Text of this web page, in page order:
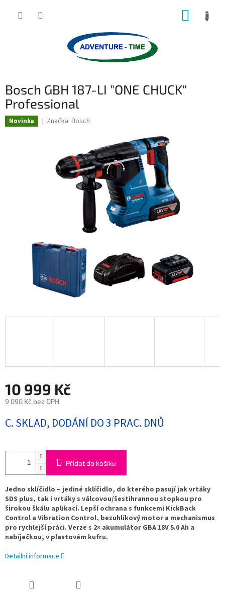
Bosch GBH 187-LI "ONE CHUCK"
Professional
Novinka Značka: Bosch
10 999 Kč
9 090 Kč bez DPH
cena:
C. SKLAD, DODÁNÍ DO 3 PRAC. DNŮ
Přidat do košíku
Jedno sklíčidlo – jediné sklíčidlo, do kterého pasují jak vrtáky
SDS plus, tak i vrtáky s válcovou/šestihrannou stopkou pro
širokou škálu aplikací. Lepší ochrana s funkcemi KickBack
Control a Vibration Control, bezuhlíkový motor a mechanismus
pro rychlejší práci. Verze s 2× akumulátor GBA 18V 5.0 Ah a
nabíječkou, v plastovém kufru.
Detailní informace